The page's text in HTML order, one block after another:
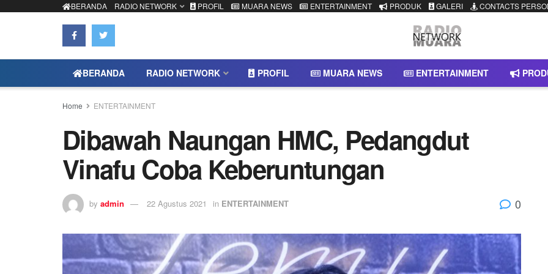
BERANDA RADIO NETWORK PROFIL MUARA NEWS ENTERTAINMENT PRODUK GALERI CONTACTS
BERANDA RADIO NETWORK PROFIL MUARA NEWS ENTERTAINMENT
Home ENTERTAINMENT
Dibawah Naungan HMC, Pedangdut
Vinafu Coba Keberuntungan
by admin 22 Agustus 2021 in ENTERTAINMENT 0